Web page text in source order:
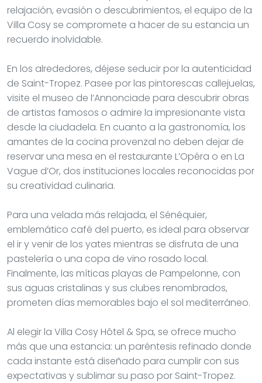
relajación, evasión o descubrimientos, el equipo de la
Villa Cosy se compromete a hacer de su estancia un
recuerdo inolvidable.
En los alrededores, déjese seducir por la autenticidad
de Saint-Tropez. Pasee por las pintorescas callejuelas,
visite el museo de l’Annonciade para descubrir obras
de artistas famosos o admire la impresionante vista
desde la ciudadela. En cuanto a la gastronomía, los
amantes de la cocina provenzal no deben dejar de
reservar una mesa en el restaurante L’Opéra o en La
Vague d’Or, dos instituciones locales reconocidas por
su creatividad culinaria.
Para una velada más relajada, el Sénéquier,
emblemático café del puerto, es ideal para observar
el ir y venir de los yates mientras se disfruta de una
pastelería o una copa de vino rosado local.
Finalmente, las míticas playas de Pampelonne, con
sus aguas cristalinas y sus clubes renombrados,
prometen días memorables bajo el sol mediterráneo.
Al elegir la Villa Cosy Hôtel & Spa, se ofrece mucho
más que una estancia: un paréntesis refinado donde
cada instante está diseñado para cumplir con sus
expectativas y sublimar su paso por Saint-Tropez.